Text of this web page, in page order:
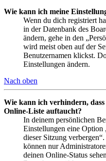
Wie kann ich meine
Wenn du dich registriert
in der Datenbank des
ändern, gehe in den
wird meist oben auf der
Benutzernamen klickst.
Einstellungen ändern.
Nach oben
Wie kann ich verhindern,
Online-Liste auftaucht?
In deinem persönlichen
Einstellungen eine Option
dieser Sitzung
können nur
deinen Online-Status